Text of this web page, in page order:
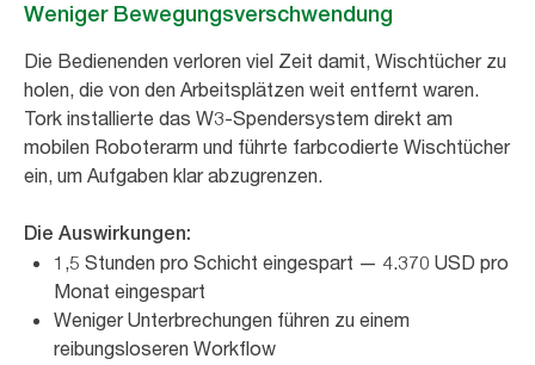
Weniger Bewegungsverschwendung
Die Bedienenden verloren viel Zeit damit, Wischtücher zu
holen, die von den Arbeitsplätzen weit entfernt waren.
Tork installierte das W3-Spendersystem direkt am
mobilen Roboterarm und führte farbcodierte Wischtücher
ein, um Aufgaben klar abzugrenzen.
Die Auswirkungen:
1,5 Stunden pro Schicht eingespart — 4.370 USD pro
Monat eingespart
Weniger Unterbrechungen führen zu einem
reibungsloseren Workflow